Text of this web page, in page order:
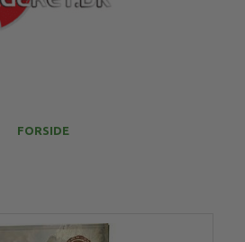
FORSIDE